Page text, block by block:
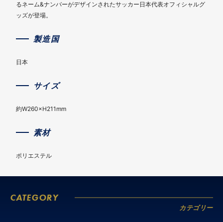
るネーム&ナンバーがデザインされたサッカー日本代表オフィシャルグ
ッズが登場。
製造国
日本
サイズ
約W260×H211mm
素材
ポリエステル
CATEGORY
カテゴリー